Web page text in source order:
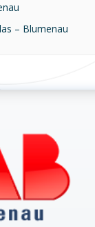
– Blumenau